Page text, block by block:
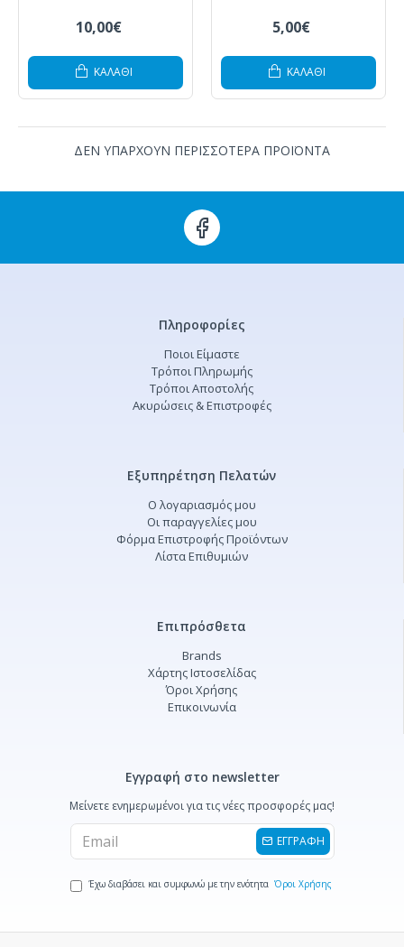
10,00€
ΚΑΛΆΘΙ
5,00€
ΚΑΛΆΘΙ
ΔΕΝ ΥΠΑΡΧΟΥΝ ΠΕΡΙΣΣΟΤΕΡΑ ΠΡΟΪΟΝΤΑ
Πληροφορίες
Ποιοι Είμαστε
Τρόποι Πληρωμής
Τρόποι Αποστολής
Ακυρώσεις & Επιστροφές
Εξυπηρέτηση Πελατών
Ο λογαριασμός μου
Οι παραγγελίες μου
Φόρμα Επιστροφής Προϊόντων
Λίστα Επιθυμιών
Επιπρόσθετα
Brands
Χάρτης Ιστοσελίδας
Όροι Χρήσης
Επικοινωνία
Εγγραφή στο newsletter
Μείνετε ενημερωμένοι για τις νέες προσφορές μας!
ΕΓΓΡΑΦΗ
Έχω διαβάσει και συμφωνώ με την ενότητα Όροι Χρήσης